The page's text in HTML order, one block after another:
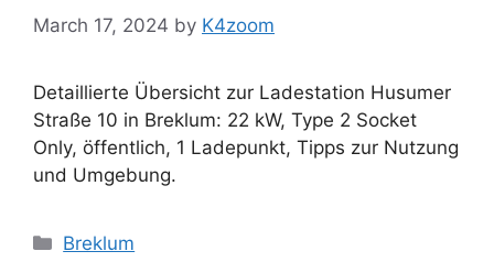
March 17, 2024 by K4zoom
Detaillierte Übersicht zur Ladestation Husumer
Straße 10 in Breklum: 22 kW, Type 2 Socket
Only, öffentlich, 1 Ladepunkt, Tipps zur Nutzung
und Umgebung.
Categories
Breklum